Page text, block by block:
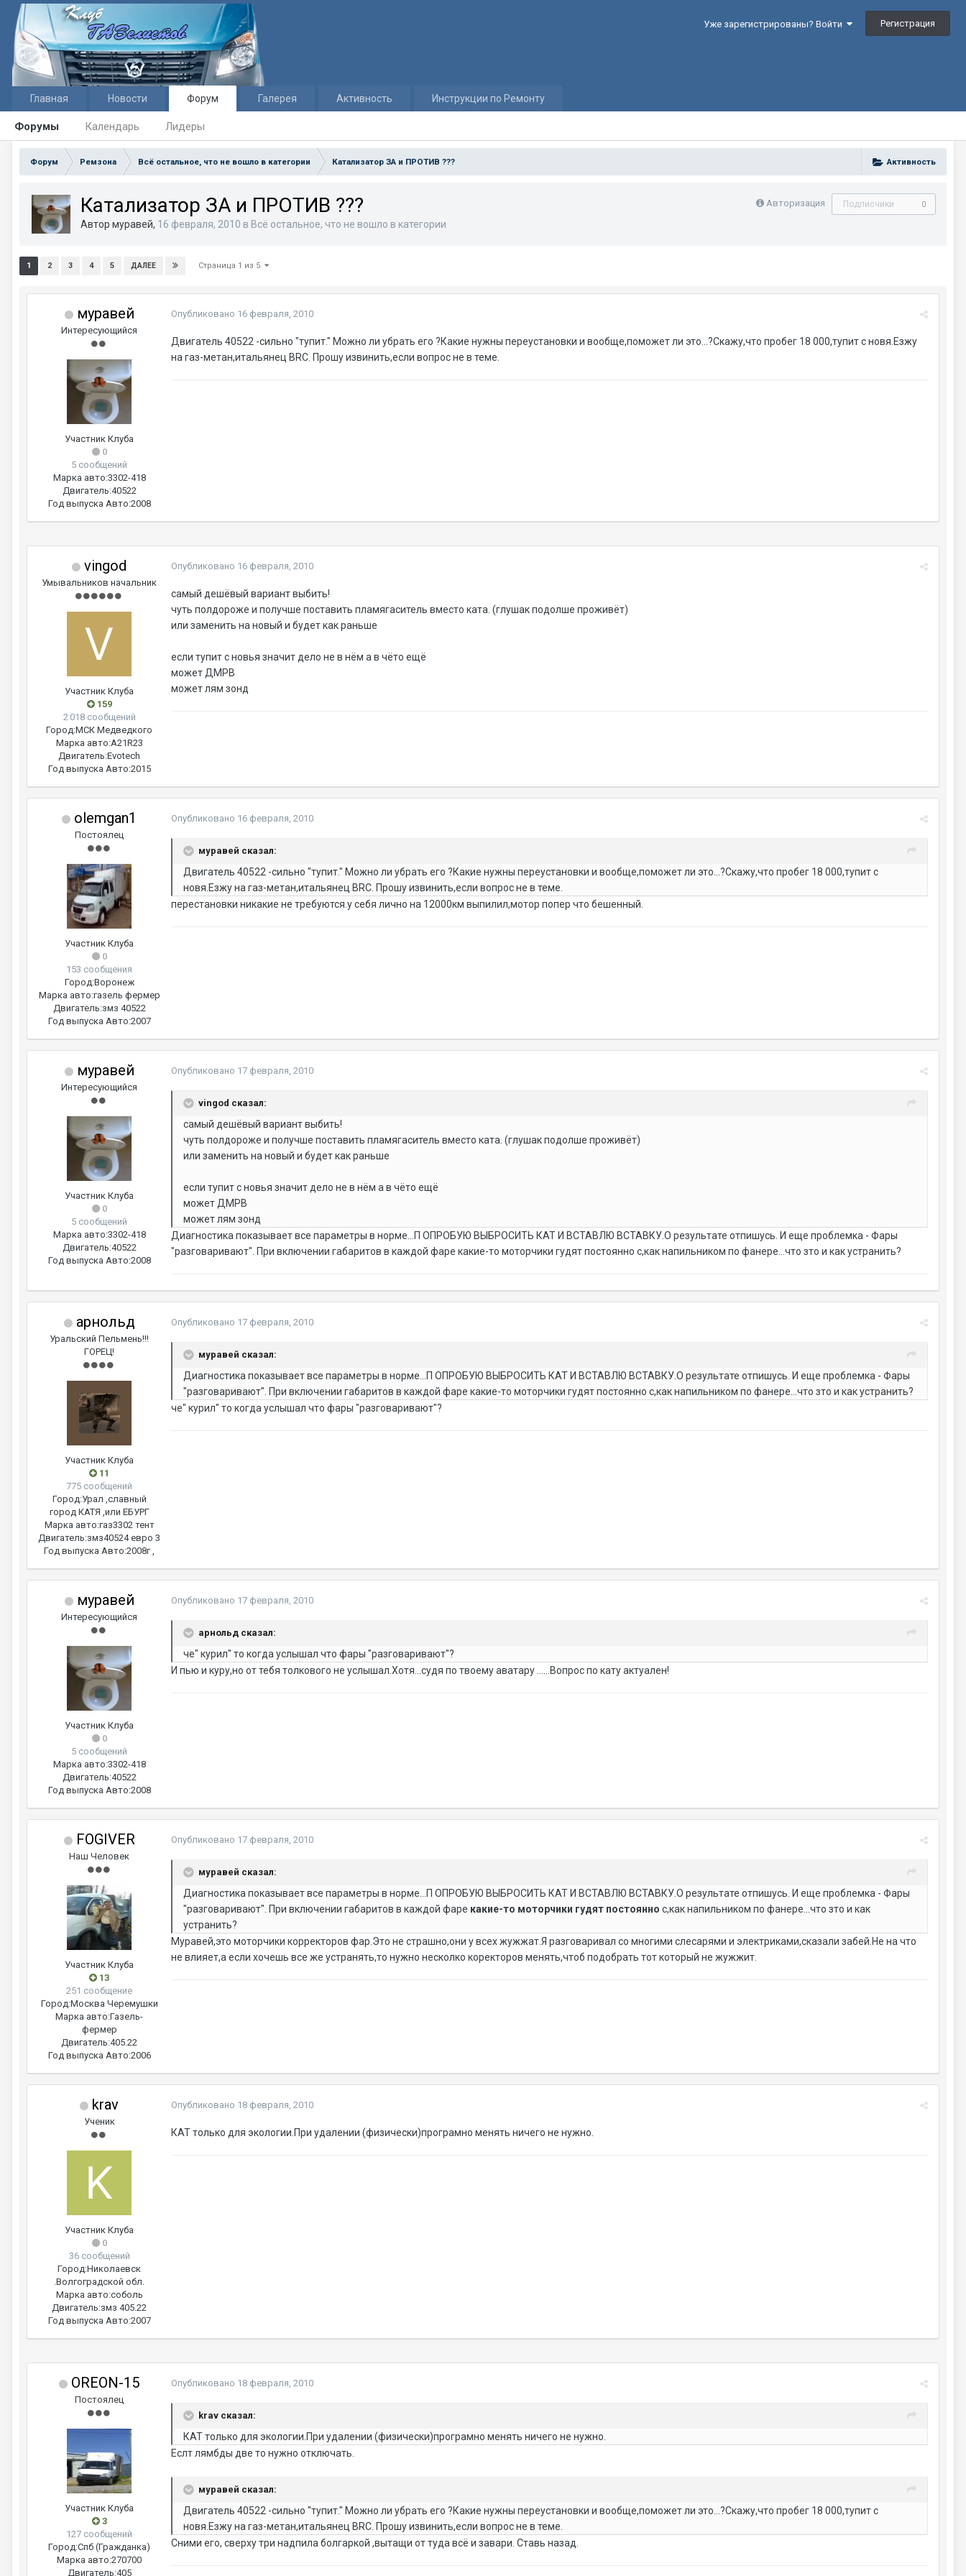
Уже зарегистрированы? Войти Регистрация
Главная Новости Форум
Форумы Календарь Лидеры
Галерея Активность Инструкции по Ремонту
Активность
Форум Ремзона Всё остальное, что не вошло в категории Катализатор ЗА и ПРОТИВ ???
Авторизация Подписчики 0
Катализатор ЗА и ПРОТИВ ???
Автор муравей, 16 февраля, 2010 в Всё остальное, что не вошло в категории
1 2 3 4 5 ДАЛЕЕ Страница 1 из 5
муравей
Интересующийся
Участник Клуба
0
5 сообщений
Марка авто:3302-418
Двигатель:40522
Год выпуска Авто:2008
Опубликовано 16 февраля, 2010
Двигатель 40522 -сильно "тупит." Можно ли убрать его ?Какие нужны переустановки и вообще,поможет ли это...?Скажу,что пробег 18 000,тупит с новя.Езжу
на газ-метан,итальянец BRC. Прошу извинить,если вопрос не в теме.
vingod
Умывальников начальник
Участник Клуба
159
2 018 сообщений
Город:МСК Медведкого
Марка авто:А21R23
Двигатель:Evotech
Год выпуска Авто:2015
Опубликовано 16 февраля, 2010
самый дешёвый вариант выбить!
чуть полдороже и получше поставить пламягаситель вместо ката. (глушак подолше проживёт)
или заменить на новый и будет как раньше
если тупит с новья значит дело не в нём а в чёто ещё
может ДМРВ
может лям зонд
olemgan1
Постоялец
Участник Клуба
0
153 сообщения
Город:Воронеж
Марка авто:газель фермер
Двигатель:змз 40522
Год выпуска Авто:2007
Опубликовано 16 февраля, 2010
муравей сказал:
Двигатель 40522 -сильно "тупит." Можно ли убрать его ?Какие нужны переустановки и вообще,поможет ли это...?Скажу,что пробег 18 000,тупит с
новя.Езжу на газ-метан,итальянец BRC. Прошу извинить,если вопрос не в теме.
перестановки никакие не требуются.у себя лично на 12000км выпилил,мотор попер что бешенный.
муравей
Интересующийся
Участник Клуба
0
5 сообщений
Марка авто:3302-418
Двигатель:40522
Год выпуска Авто:2008
Опубликовано 17 февраля, 2010
vingod сказал:
самый дешёвый вариант выбить!
чуть полдороже и получше поставить пламягаситель вместо ката. (глушак подолше проживёт)
или заменить на новый и будет как раньше
если тупит с новья значит дело не в нём а в чёто ещё
может ДМРВ
может лям зонд
Диагностика показывает все параметры в норме...П ОПРОБУЮ ВЫБРОСИТЬ КАТ И ВСТАВЛЮ ВСТАВКУ.О результате отпишусь. И еще проблемка - Фары
"разговаривают". При включении габаритов в каждой фаре какие-то моторчики гудят постоянно с,как напильником по фанере...что зто и как устранить?
арнольд
Уральский Пельмень!!!
ГОРЕЦ!
Участник Клуба
11
775 сообщений
Город:Урал ,славный
город КАТЯ ,или ЕБУРГ
Марка авто:газ3302 тент
Двигатель:змз40524 евро 3
Год выпуска Авто:2008г ,
Опубликовано 17 февраля, 2010
муравей сказал:
Диагностика показывает все параметры в норме...П ОПРОБУЮ ВЫБРОСИТЬ КАТ И ВСТАВЛЮ ВСТАВКУ.О результате отпишусь. И еще проблемка - Фары
"разговаривают". При включении габаритов в каждой фаре какие-то моторчики гудят постоянно с,как напильником по фанере...что зто и как устранить?
че" курил" то когда услышал что фары "разговаривают"?
муравей
Интересующийся
Участник Клуба
0
5 сообщений
Марка авто:3302-418
Двигатель:40522
Год выпуска Авто:2008
Опубликовано 17 февраля, 2010
арнольд сказал:
че" курил" то когда услышал что фары "разговаривают"?
И пью и куру,но от тебя толкового не услышал.Хотя...судя по твоему аватару ......Вопрос по кату актуален!
FOGIVER
Наш Человек
Участник Клуба
13
251 сообщение
Город:Москва Черемушки
Марка авто:Газель-
фермер
Двигатель:405.22
Год выпуска Авто:2006
Опубликовано 17 февраля, 2010
муравей сказал:
Диагностика показывает все параметры в норме...П ОПРОБУЮ ВЫБРОСИТЬ КАТ И ВСТАВЛЮ ВСТАВКУ.О результате отпишусь. И еще проблемка - Фары
"разговаривают". При включении габаритов в каждой фаре какие-то моторчики гудят постоянно с,как напильником по фанере...что зто и как
устранить?
Муравей,это моторчики корректоров фар.Это не страшно,они у всех жужжат.Я разговаривал со многими слесарями и электриками,сказали забей.Не на что
не влияет,а если хочешь все же устранять,то нужно несколко коректоров менять,чтоб подобрать тот который не жужжит.
krav
Ученик
Участник Клуба
0
36 сообщений
Город:Николаевск
.Волгоградской обл.
Марка авто:соболь
Двигатель:змз 405.22
Год выпуска Авто:2007
Опубликовано 18 февраля, 2010
КАТ только для экологии.При удалении (физически)програмно менять ничего не нужно.
OREON-15
Постоялец
Участник Клуба
3
127 сообщений
Город:Спб (Гражданка)
Марка авто:270700
Двигатель:405
Опубликовано 18 февраля, 2010
krav сказал:
КАТ только для экологии.При удалении (физически)програмно менять ничего не нужно.
Еслт лямбды две то нужно отключать.
муравей сказал:
Двигатель 40522 -сильно "тупит." Можно ли убрать его ?Какие нужны переустановки и вообще,поможет ли это...?Скажу,что пробег 18 000,тупит с
новя.Езжу на газ-метан,итальянец BRC. Прошу извинить,если вопрос не в теме.
Сними его, сверху три надпила болгаркой ,вытащи от туда всё и завари. Ставь назад.